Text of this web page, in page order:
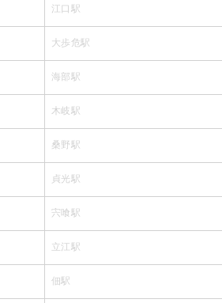
江口駅
大歩危駅
海部駅
木岐駅
桑野駅
貞光駅
宍喰駅
立江駅
佃駅